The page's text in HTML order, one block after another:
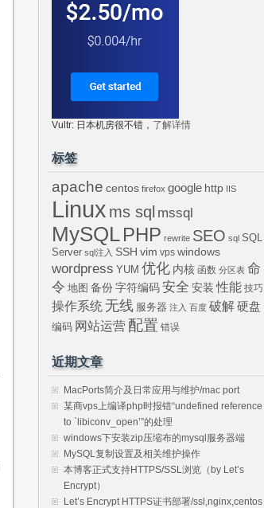
Vultr: 日本机房很不错， 了解详情
标签
apache centos firefox google http IIS
Linux ms sql mssql
MySQLPHP rewrite SEO sql SQL
Server sql注入 SSH vim vps windows
wordpress YUM 优化 内核 函数 分区表 命
令 地图 备份 字符编码 安全 安装 性能 技巧
操作系统 无线 服务器 注入 百度 破解硬盘
编码 网站运营 配置 错误
近期文章
MacPorts简介及日常应用与维护/mac port
某商vps上编译php时报错“undefined reference
to `libiconv_open’”的处理
windows下安装zip压缩布的mysql服务器端
MySQL复制设置及相关维护操作
本博客正式支持HTTPS/SSL浏览（by Let’s
Encrypt）
Let’s Encrypt HTTPS证书部署/ssl,nginx,centos